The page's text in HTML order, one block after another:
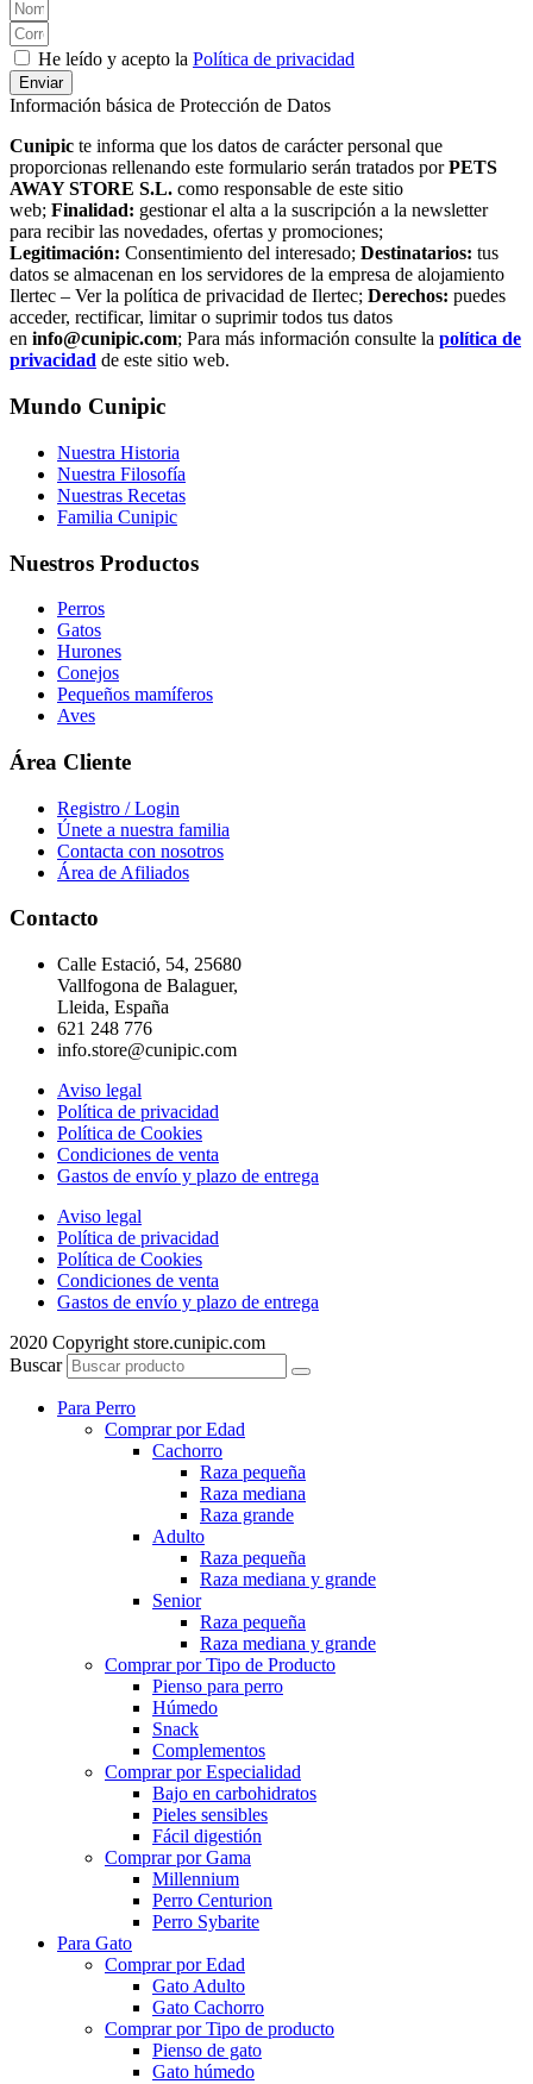
He leído y acepto la Política de privacidad
Enviar
Información básica de Protección de Datos
Cunipic te informa que los datos de carácter personal que
proporcionas rellenando este formulario serán tratados porPETS
AWAY STORE S.L. como responsable de este sitio
web; Finalidad: gestionar el alta a la suscripción a la newsletter
para recibir las novedades, ofertas y promociones;
Legitimación: Consentimiento del interesado; Destinatarios: tus
datos se almacenan en los servidores de la empresa de alojamiento
Ilertec – Ver la política de privacidad de Ilertec; Derechos: puedes
acceder, rectificar, limitar o suprimir todos tus datos
en info@cunipic.com; Para más información consulte la política de
privacidad de este sitio web.
Mundo Cunipic
Nuestra Historia
Nuestra Filosofía
Nuestras Recetas
Familia Cunipic
Nuestros Productos
Perros
Gatos
Hurones
Conejos
Pequeños mamíferos
Aves
Área Cliente
Registro / Login
Únete a nuestra familia
Contacta con nosotros
Área de Afiliados
Contacto
Calle Estació, 54, 25680
Vallfogona de Balaguer,
Lleida, España
621 248 776
info.store@cunipic.com
Aviso legal
Política de privacidad
Política de Cookies
Condiciones de venta
Gastos de envío y plazo de entrega
Aviso legal
Política de privacidad
Política de Cookies
Condiciones de venta
Gastos de envío y plazo de entrega
2020 Copyright store.cunipic.com
Buscar
Para Perro
Comprar por Edad
Cachorro
Raza pequeña
Raza mediana
Raza grande
Adulto
Raza pequeña
Raza mediana y grande
Senior
Raza pequeña
Raza mediana y grande
Comprar por Tipo de Producto
Pienso para perro
Húmedo
Snack
Complementos
Comprar por Especialidad
Bajo en carbohidratos
Pieles sensibles
Fácil digestión
Comprar por Gama
Millennium
Perro Centurion
Perro Sybarite
Para Gato
Comprar por Edad
Gato Adulto
Gato Cachorro
Comprar por Tipo de producto
Pienso de gato
Gato húmedo